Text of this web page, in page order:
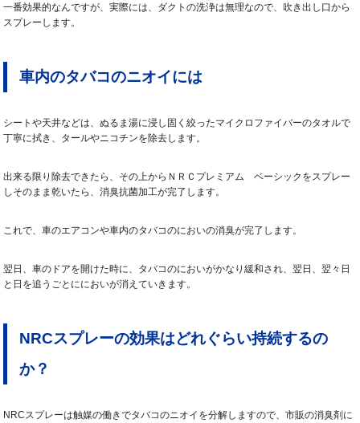
一番効果的なんですが、実際には、ダクトの洗浄は無理なので、吹き出し口から
スプレーします。
車内のタバコのニオイには
シートや天井などは、ぬるま湯に浸し固く絞ったマイクロファイバーのタオルで
丁寧に拭き、タールやニコチンを除去します。
出来る限り除去できたら、その上からＮＲＣプレミアム ベーシックをスプレー
しそのまま乾いたら、消臭抗菌加工が完了します。
これで、車のエアコンや車内のタバコのにおいの消臭が完了します。
翌日、車のドアを開けた時に、タバコのにおいがかなり緩和され、翌日、翌々日
と日を追うごとににおいが消えていきます。
NRCスプレーの効果はどれぐらい持続するの
か？
NRCスプレーは触媒の働きでタバコのニオイを分解しますので、市販の消臭剤に